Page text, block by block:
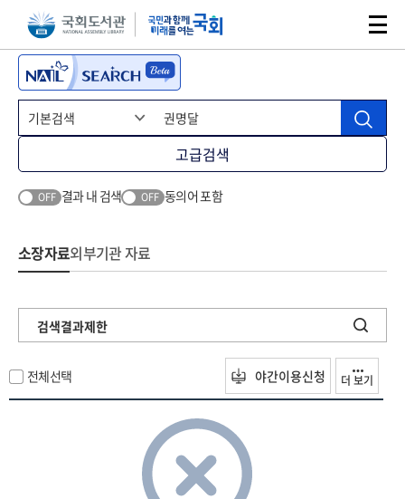
본문 바로가기주메뉴 바로가기
고급검색
OFF 결과 내 검색 OFF 동의어 포함
소장자료외부기관 자료
검색결과제한
전체선택 야간이용신청 더 보기